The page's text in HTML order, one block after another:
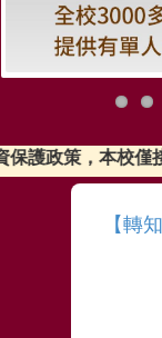
Previous
個資保護政策，本